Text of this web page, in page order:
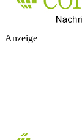
Anzeige